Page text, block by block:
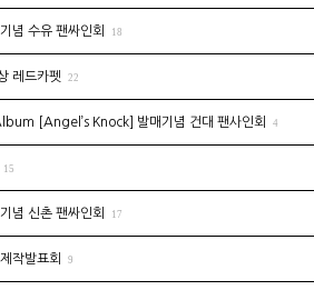
념 수유 팬싸인회 18
레드카펫 22
[Angel’s Knock] 발매기념 건대 팬사인회 4
15
념 신촌 팬싸인회 17
작발표회 9